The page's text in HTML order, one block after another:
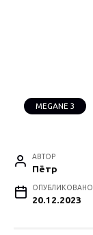
MEGANE 3
АВТОР
Пётр
ОПУБЛИКОВАНО
20.12.2023